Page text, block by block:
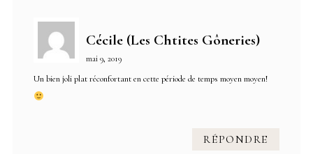
Cécile (Les Chtites Gôneries)
mai 9, 2019
Un bien joli plat réconfortant en cette période de temps moyen moyen!
RÉPONDRE